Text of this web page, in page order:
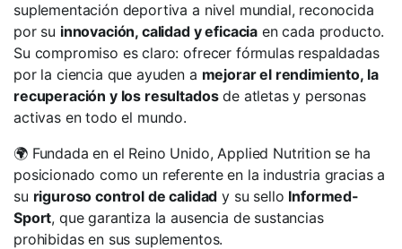
suplementación deportiva a nivel mundial, reconocida
por su innovación, calidad y eficacia en cada producto.
Su compromiso es claro: ofrecer fórmulas respaldadas
por la ciencia que ayuden a mejorar el rendimiento, la
recuperación y los resultadosde atletas y personas
activas en todo el mundo.
🌍 Fundada en el Reino Unido, Applied Nutrition se ha
posicionado como un referente en la industria gracias a
su riguroso control de calidad y su sello Informed-
Sport, que garantiza la ausencia de sustancias
prohibidas en sus suplementos.